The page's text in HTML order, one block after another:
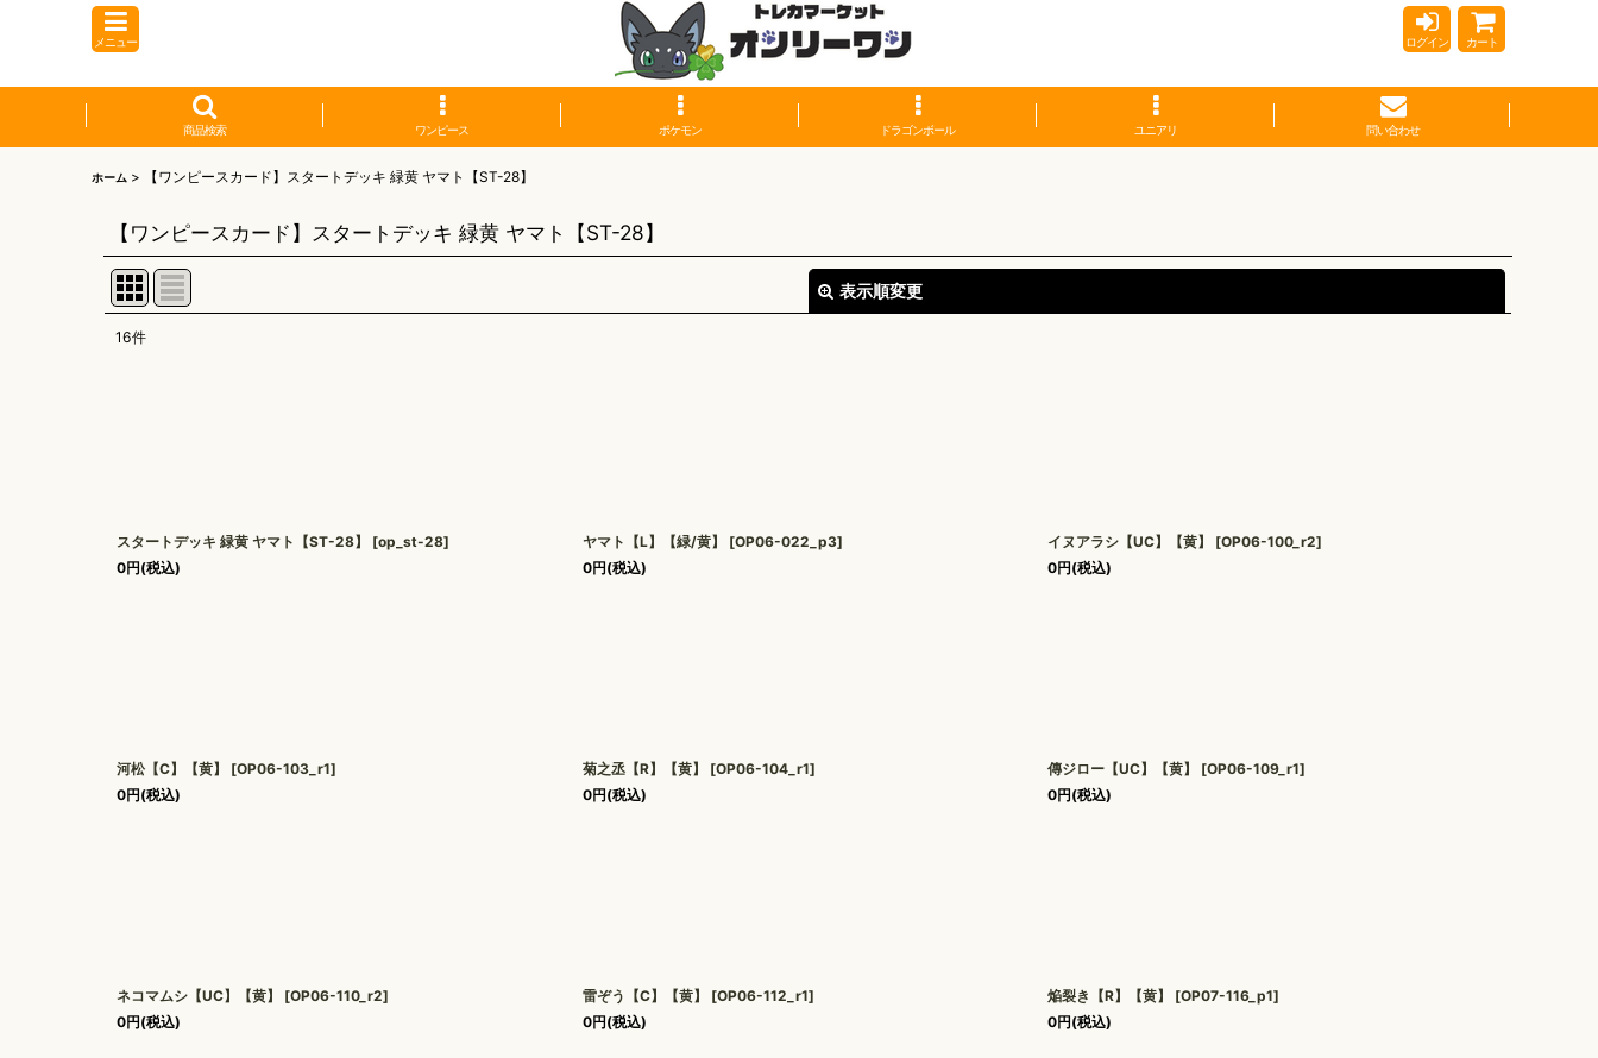
メニュー ログイン カート
商品検索 ワンピース ポケモン ドラゴンボール ユニアリ 問い合わせ
ホーム > 【ワンピースカード】スタートデッキ 緑黄 ヤマト【ST-28】
【ワンピースカード】スタートデッキ 緑黄 ヤマト【ST-28】
表示順変更
16件
スタートデッキ 緑黄 ヤマト【ST-28】 [op_st-28]
0円(税込)
ヤマト【L】【緑/黄】 [OP06-022_p3]
0円(税込)
イヌアラシ【UC】【黄】 [OP06-100_r2]
0円(税込)
河松【C】【黄】 [OP06-103_r1]
0円(税込)
菊之丞【R】【黄】 [OP06-104_r1]
0円(税込)
傳ジロー【UC】【黄】 [OP06-109_r1]
0円(税込)
ネコマムシ【UC】【黄】 [OP06-110_r2]
0円(税込)
雷ぞう【C】【黄】 [OP06-112_r1]
0円(税込)
焔裂き【R】【黄】 [OP07-116_p1]
0円(税込)